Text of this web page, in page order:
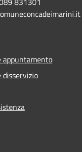
appuntamento
disservizio